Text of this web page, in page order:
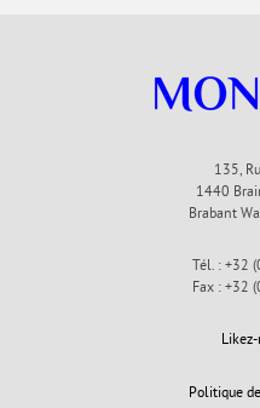
135,
1440
Brabant
Tél. : +32
Fax : +32
Politique